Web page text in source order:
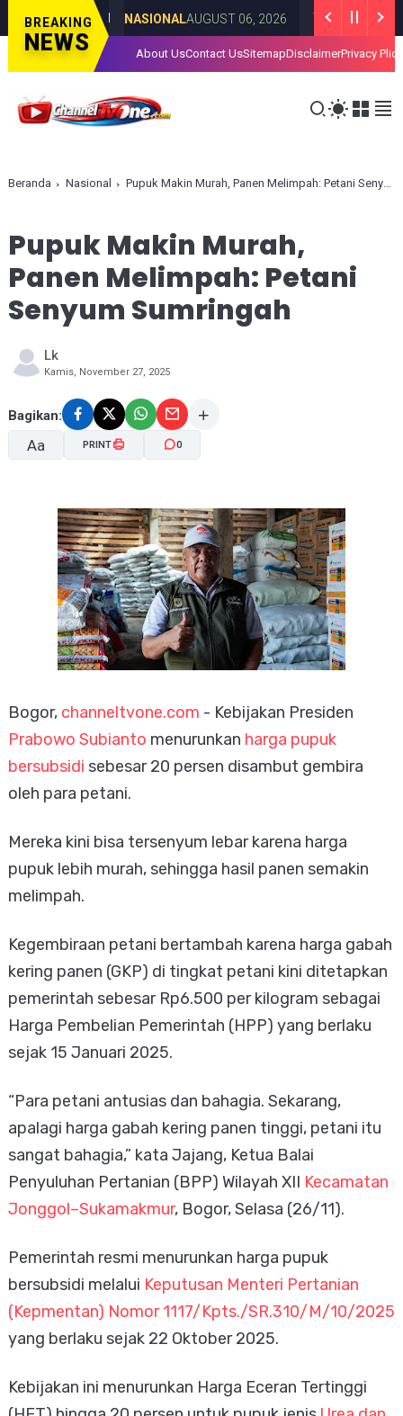
BREAKING
NEWS
hingga AI NASIONALAUGUST 06, 2026 Tingkatkan Kualitas
About UsContact UsSitemapDisclaimerPrivacy Plice
Beranda Nasional Pupuk Makin Murah, Panen Melimpah: Petani Senyum Sumringah
Pupuk Makin Murah,
Panen Melimpah: Petani
Senyum Sumringah
Lk
Kamis, November 27, 2025
Bagikan:
Aa
A- A+
PRINT 0
Bogor, channeltvone.com - Kebijakan Presiden
Prabowo Subianto menurunkan harga pupuk
bersubsidi sebesar 20 persen disambut gembira
oleh para petani.
Mereka kini bisa tersenyum lebar karena harga
pupuk lebih murah, sehingga hasil panen semakin
melimpah.
Kegembiraan petani bertambah karena harga gabah
kering panen (GKP) di tingkat petani kini ditetapkan
pemerintah sebesar Rp6.500 per kilogram sebagai
Harga Pembelian Pemerintah (HPP) yang berlaku
sejak 15 Januari 2025.
“Para petani antusias dan bahagia. Sekarang,
apalagi harga gabah kering panen tinggi, petani itu
sangat bahagia,” kata Jajang, Ketua Balai
Penyuluhan Pertanian (BPP) Wilayah XII Kecamatan
Jonggol–Sukamakmur, Bogor, Selasa (26/11).
Pemerintah resmi menurunkan harga pupuk
bersubsidi melalui Keputusan Menteri Pertanian
(Kepmentan) Nomor 1117/Kpts./SR.310/M/10/2025
yang berlaku sejak 22 Oktober 2025.
Kebijakan ini menurunkan Harga Eceran Tertinggi